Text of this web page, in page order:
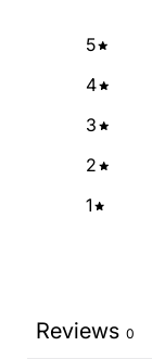
5
4
3
2
1
Reviews 0